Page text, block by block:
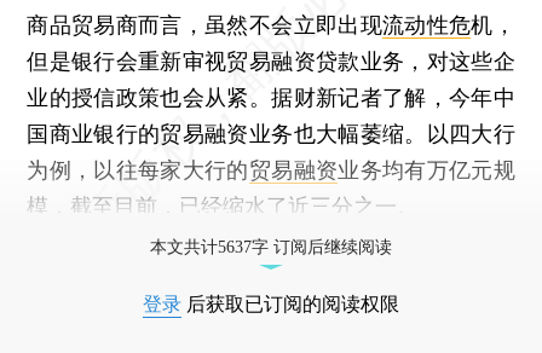
商品贸易商而言，虽然不会立即出现流动性危机，
但是银行会重新审视贸易融资贷款业务，对这些企
业的授信政策也会从紧。据财新记者了解，今年中
国商业银行的贸易融资业务也大幅萎缩。以四大行
为例，以往每家大行的贸易融资业务均有万亿元规
模，截至目前，已经缩水了近三分之一。
本文共计5637字 订阅后继续阅读
登录 后获取已订阅的阅读权限